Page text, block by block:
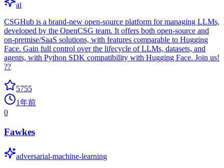
ai
CSGHub is a brand-new open-source platform for managing LLMs,
developed by the OpenCSG team. It offers both open-source and
on-premise/SaaS solutions, with features comparable to Hugging
Face. Gain full control over the lifecycle of LLMs, datasets, and
agents, with Python SDK compatibility with Hugging Face. Join us!
??
5755
1年前
0
Fawkes
adversarial-machine-learning